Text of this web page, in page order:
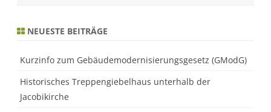
u
n
i
S
NEUESTE BEITRÄGE
Kurzinfo zum Gebäudemodernisierungsgesetz (GModG)
Historisches Treppengiebelhaus unterhalb der
Jacobikirche